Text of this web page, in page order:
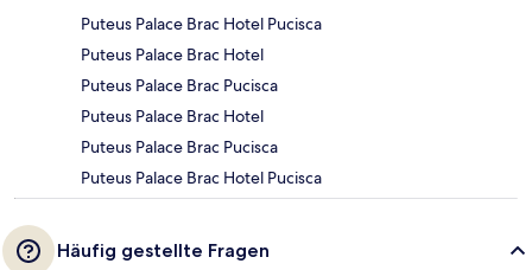
Puteus Palace Brac Hotel Pucisca
Puteus Palace Brac Hotel
Puteus Palace Brac Pucisca
Puteus Palace Brac Hotel
Puteus Palace Brac Pucisca
Puteus Palace Brac Hotel Pucisca
Häufig gestellte Fragen